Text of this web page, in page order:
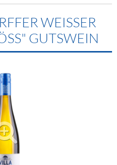
WEISSER B
GUTSWEIN